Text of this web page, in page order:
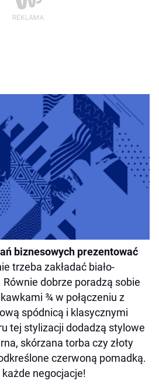
biznesowych prezentować
trzeba zakładać biało-
dobrze poradzą sobie
¾ w połączeniu z
spódnicą i klasycznymi
tej stylizacji dodadzą stylowe
skórzana torba czy złoty
czerwoną pomadką.
negocjacje!